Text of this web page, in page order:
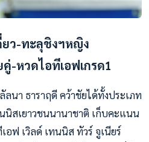
ยว-ทะลุชิงฯหญิง
หวดไอทีเอฟเกรด1
ลนา ธาราฤดี คว้าชัยได้ทั้งประเภท
นิสเยาวชนนานาชาติ เก็บคะแนน
อฟ เวิลด์ เทนนิส ทัวร์ จูเนียร์